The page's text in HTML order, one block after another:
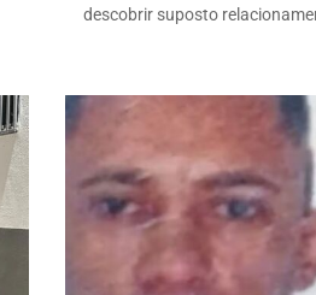
descobrir suposto